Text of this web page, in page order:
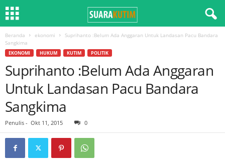
Beranda ekonomi
Suprihanto :Belum Ada Anggaran Untuk Landasan Pacu Bandara
Sangkima
EKONOMI HUKUM KUTIM POLITIK
Suprihanto :Belum Ada Anggaran
Untuk Landasan Pacu Bandara
Sangkima
Penulis - Okt 11, 2015 0